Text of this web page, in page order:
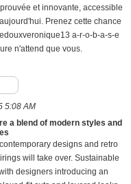
et innovante, accessible
Prenez cette chance
a-r-o-b-a-s-e
n'attend que vous.
5:08 AM
a blend of modern styles and
designs and retro
will take over. Sustainable
designers introducing an